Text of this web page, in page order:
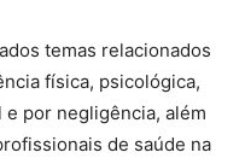
temas relacionados
física, psicológica,
por negligência, além
de saúde na